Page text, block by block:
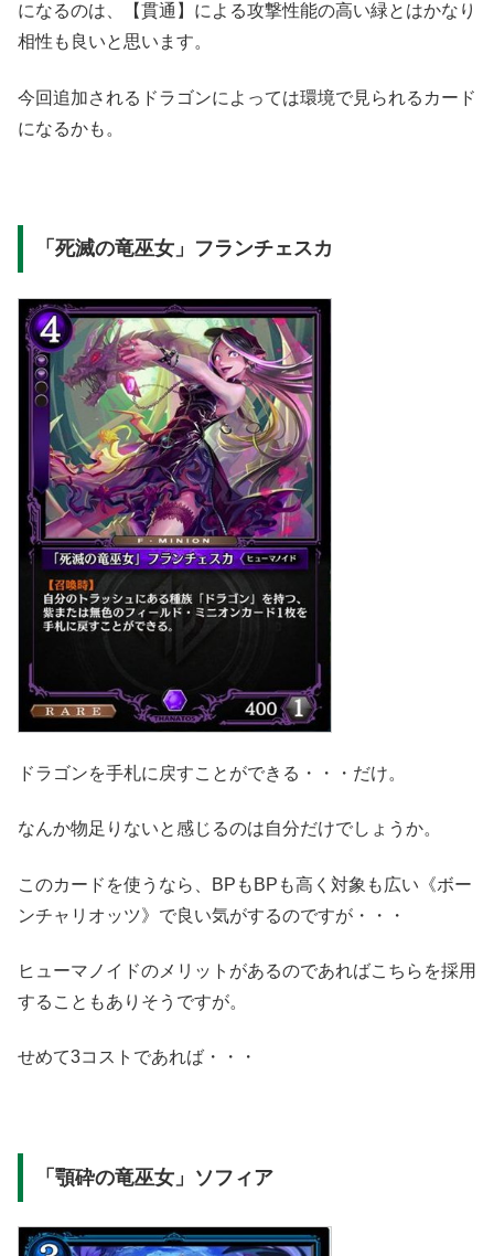
になるのは、【貫通】による攻撃性能の高い緑とはかなり
相性も良いと思います。
今回追加されるドラゴンによっては環境で見られるカード
になるかも。
「死滅の竜巫女」フランチェスカ
ドラゴンを手札に戻すことができる・・・だけ。
なんか物足りないと感じるのは自分だけでしょうか。
このカードを使うなら、BPもBPも高く対象も広い《ボー
ンチャリオッツ》で良い気がするのですが・・・
ヒューマノイドのメリットがあるのであればこちらを採用
することもありそうですが。
せめて3コストであれば・・・
「顎砕の竜巫女」ソフィア